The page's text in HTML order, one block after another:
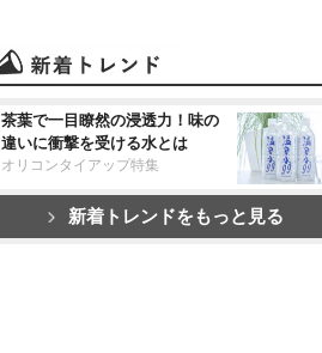
茶葉で一目瞭然の浸透力！味の
違いに衝撃を受ける水とは
オリコンタイアップ特集
新着トレンドをもっと見る